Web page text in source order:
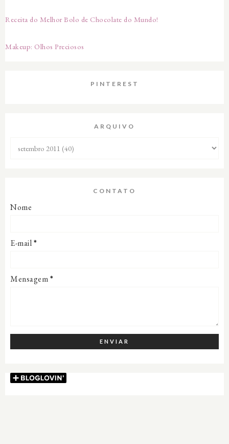
Receita do Melhor Bolo de Chocolate do Mundo!
Makeup: Olhos Preciosos
PINTEREST
ARQUIVO
CONTATO
Nome
E-mail*
Mensagem*